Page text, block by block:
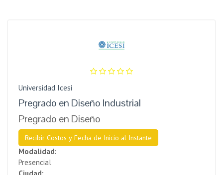
Universidad Icesi
Pregrado en Diseño Industrial
Pregrado en Diseño
Recibir Costos y Fecha de Inicio al Instante
Modalidad:
Presencial